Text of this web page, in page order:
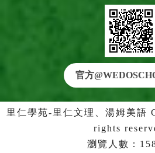
官方@WEDO
里仁學苑-里仁文理、湯姆美
rights
瀏覽人數：